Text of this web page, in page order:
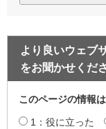
より良いウェブ
をお聞かせくだ
このページの情報
1：役に立った